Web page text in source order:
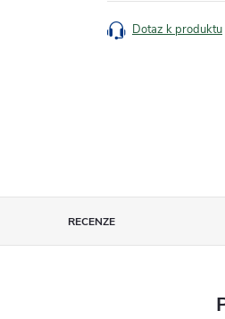
Dotaz k produktu
RECENZE